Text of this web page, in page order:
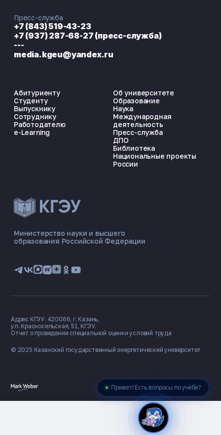
Привет! Есть вопросы по учёбе?
ЭНЕРГОКОД — ПОМОЩНИК КГЭУ
📋 Приёмная комиссия
🏠 Общежитие
Министерство науки и высшего
образования Российской Федерации
Абитуриенту
Студенту
Выпускнику
Сотруднику
Работодателю
e-Learning
Об университете
Образование
Наука
Международная
деятельность
Пресс-служба
ДПО
Библиотека
Национальные проекты
России
Пресс-служба
+7 (843) 519-43-23
+7 (937) 287-68-27 (пресс-служба)
---
media.kgeu@yandex.ru
© 2025 Казанский государственный энергетический университет
Адрес КГЭУ: 420066, г. Казань,
ул. Красносельская, 51, КГЭУ.
Отчет о проведении специальной оценки условий труда